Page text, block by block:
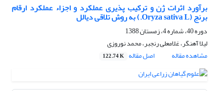
برآورد اثرات ژن و ترکیب پذیری عملکرد و اجزاء عملکرد ارقام
برنج (Oryza sativa L.) به روش تلاقی دیالل
دوره 40، شماره 4، زمستان 1388
لیلا آهنگر، غلامعلی رنجبر، محمد نوروزی
مشاهده مقاله
اصل مقاله 122.74 K